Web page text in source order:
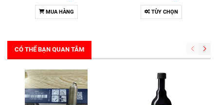
MUA HÀNG TÙY CHỌN
CÓ THỂ BẠN QUAN TÂM